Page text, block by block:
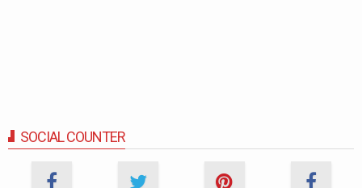
SOCIAL COUNTER